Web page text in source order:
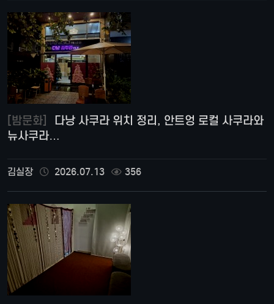
[밤문화]
뉴사쿠라…
김실장 2026.07.13 356